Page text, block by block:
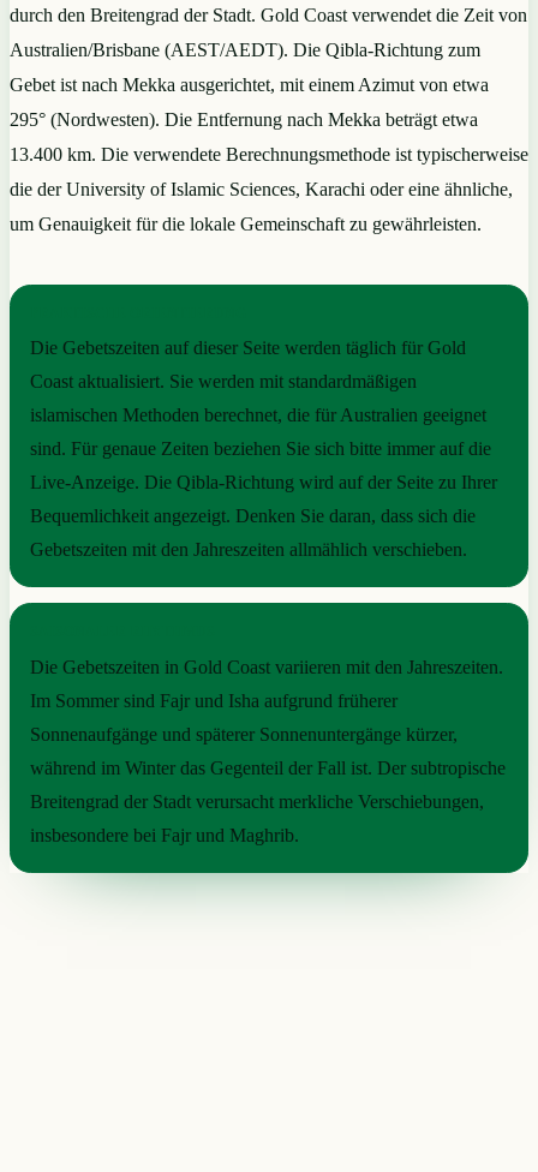
durch den Breitengrad der Stadt. Gold Coast verwendet die Zeit von
Australien/Brisbane (AEST/AEDT). Die Qibla-Richtung zum
Gebet ist nach Mekka ausgerichtet, mit einem Azimut von etwa
295° (Nordwesten). Die Entfernung nach Mekka beträgt etwa
13.400 km. Die verwendete Berechnungsmethode ist typischerweise
die der University of Islamic Sciences, Karachi oder eine ähnliche,
um Genauigkeit für die lokale Gemeinschaft zu gewährleisten.
Die Gebetszeiten auf dieser Seite werden täglich für Gold
Coast aktualisiert. Sie werden mit standardmäßigen
islamischen Methoden berechnet, die für Australien geeignet
sind. Für genaue Zeiten beziehen Sie sich bitte immer auf die
Live-Anzeige. Die Qibla-Richtung wird auf der Seite zu Ihrer
Bequemlichkeit angezeigt. Denken Sie daran, dass sich die
Gebetszeiten mit den Jahreszeiten allmählich verschieben.
Die Gebetszeiten in Gold Coast variieren mit den Jahreszeiten.
Im Sommer sind Fajr und Isha aufgrund früherer
Sonnenaufgänge und späterer Sonnenuntergänge kürzer,
während im Winter das Gegenteil der Fall ist. Der subtropische
Breitengrad der Stadt verursacht merkliche Verschiebungen,
insbesondere bei Fajr und Maghrib.